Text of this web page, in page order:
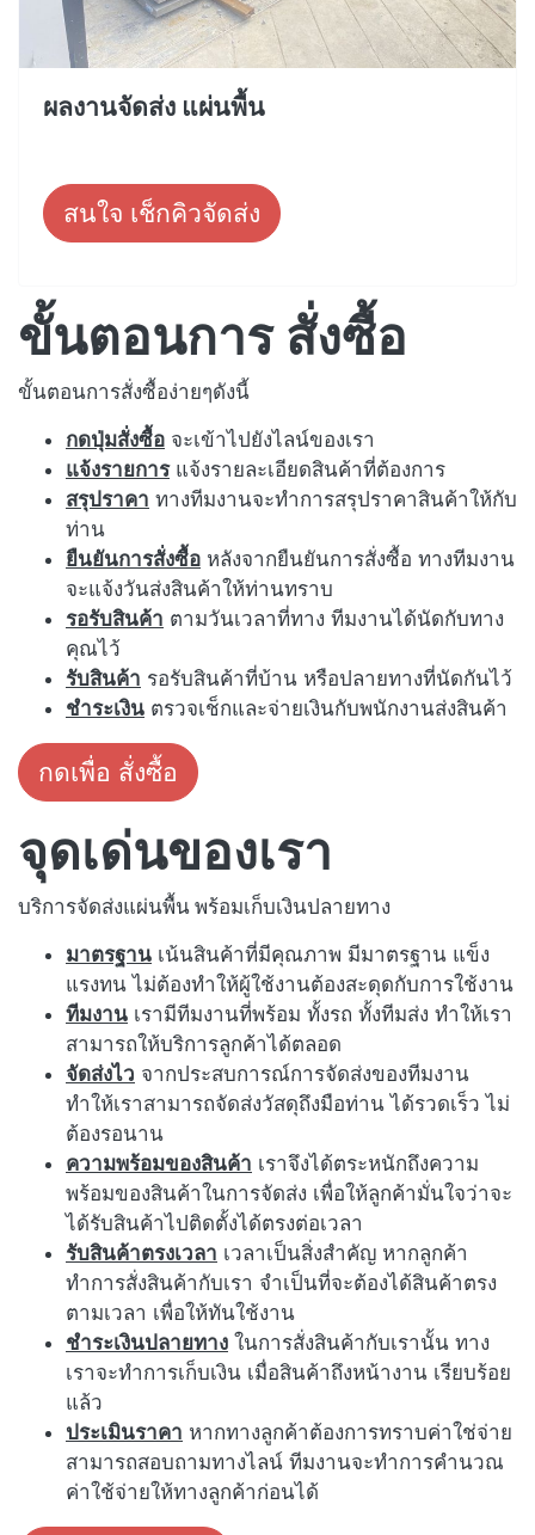
ผลงานจัดส่ง แผ่นพื้น
สนใจ เช็กคิวจัดส่ง
ขั้นตอนการ สั่งซื้อ
ขั้นตอนการสั่งซื้อง่ายๆดังนี้
กดปุ่มสั่งซื้อ จะเข้าไปยังไลน์ของเรา
แจ้งรายการแจ้งรายละเอียดสินค้าที่ต้องการ
สรุปราคา ทางทีมงานจะทำการสรุปราคาสินค้าให้กับ
ท่าน
ยืนยันการสั่งซื้อ หลังจากยืนยันการสั่งซื้อ ทางทีมงาน
จะแจ้งวันส่งสินค้าให้ท่านทราบ
รอรับสินค้า ตามวันเวลาที่ทาง ทีมงานได้นัดกับทาง
คุณไว้
รับสินค้า รอรับสินค้าที่บ้าน หรือปลายทางที่นัดกันไว้
ชำระเงิน ตรวจเช็กและจ่ายเงินกับพนักงานส่งสินค้า
กดเพื่อ สั่งซื้อ
จุดเด่นของเรา
บริการจัดส่งแผ่นพื้น พร้อมเก็บเงินปลายทาง
มาตรฐาน เน้นสินค้าที่มีคุณภาพ มีมาตรฐาน แข็ง
แรงทน ไม่ต้องทำให้ผู้ใช้งานต้องสะดุดกับการใช้งาน
ทีมงาน เรามีทีมงานที่พร้อม ทั้งรถ ทั้งทีมส่ง ทำให้เรา
สามารถให้บริการลูกค้าได้ตลอด
จัดส่งไว จากประสบการณ์การจัดส่งของทีมงาน
ทำให้เราสามารถจัดส่งวัสดุถึงมือท่าน ได้รวดเร็ว ไม่
ต้องรอนาน
ความพร้อมของสินค้า เราจึงได้ตระหนักถึงความ
พร้อมของสินค้าในการจัดส่ง เพื่อให้ลูกค้ามั่นใจว่าจะ
ได้รับสินค้าไปติดตั้งได้ตรงต่อเวลา
รับสินค้าตรงเวลา เวลาเป็นสิ่งสำคัญ หากลูกค้า
ทำการสั่งสินค้ากับเรา จำเป็นที่จะต้องได้สินค้าตรง
ตามเวลา เพื่อให้ทันใช้งาน
ชำระเงินปลายทาง ในการสั่งสินค้ากับเรานั้น ทาง
เราจะทำการเก็บเงิน เมื่อสินค้าถึงหน้างาน เรียบร้อย
แล้ว
ประเมินราคา หากทางลูกค้าต้องการทราบค่าใช่จ่าย
สามารถสอบถามทางไลน์ ทีมงานจะทำการคำนวณ
ค่าใช้จ่ายให้ทางลูกค้าก่อนได้